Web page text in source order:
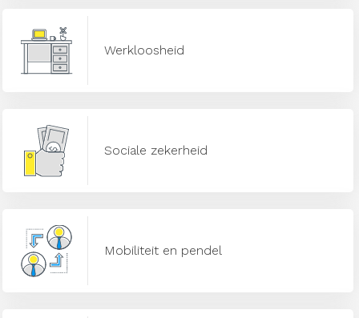
Werkloosheid
Sociale zekerheid
Mobiliteit en pendel